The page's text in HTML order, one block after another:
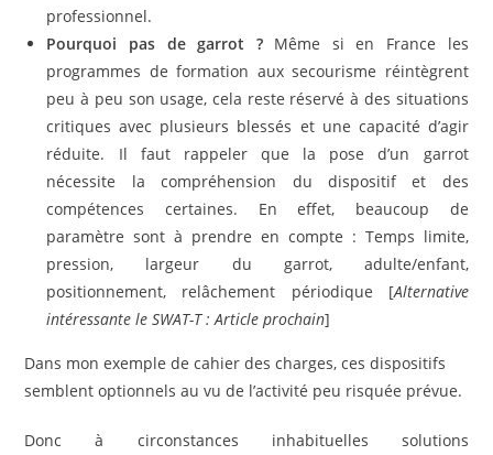
professionnel.
Pourquoi pas de garrot ?Même si en France les
programmes de formation aux secourisme réintègrent
peu à peu son usage, cela reste réservé à des situations
critiques avec plusieurs blessés et une capacité d’agir
réduite. Il faut rappeler que la pose d’un garrot
nécessite la compréhension du dispositif et des
compétences certaines. En effet, beaucoup de
paramètre sont à prendre en compte : Temps limite,
pression, largeur du garrot, adulte/enfant,
positionnement, relâchement périodique [Alternative
intéressante le SWAT-T : Article prochain]
Dans mon exemple de cahier des charges, ces dispositifs
semblent optionnels au vu de l’activité peu risquée prévue.
Donc à circonstances inhabituelles solutions